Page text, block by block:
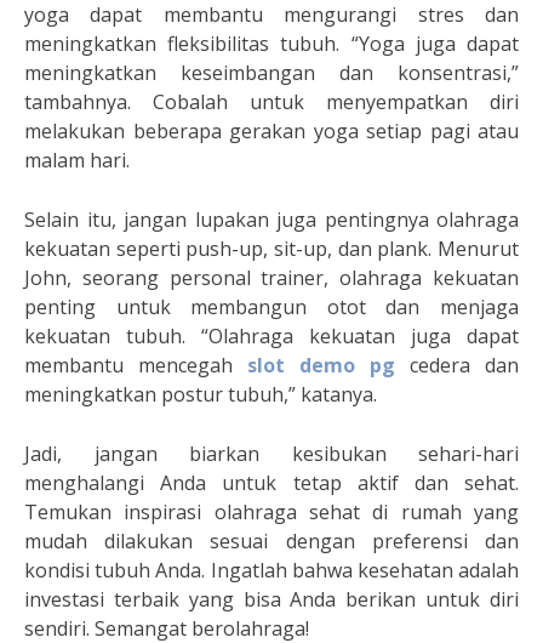
yoga dapat membantu mengurangi stres dan
meningkatkan fleksibilitas tubuh. “Yoga juga dapat
meningkatkan keseimbangan dan konsentrasi,”
tambahnya. Cobalah untuk menyempatkan diri
melakukan beberapa gerakan yoga setiap pagi atau
malam hari.
Selain itu, jangan lupakan juga pentingnya olahraga
kekuatan seperti push-up, sit-up, dan plank. Menurut
John, seorang personal trainer, olahraga kekuatan
penting untuk membangun otot dan menjaga
kekuatan tubuh. “Olahraga kekuatan juga dapat
membantu mencegah slot demo pg cedera dan
meningkatkan postur tubuh,” katanya.
Jadi, jangan biarkan kesibukan sehari-hari
menghalangi Anda untuk tetap aktif dan sehat.
Temukan inspirasi olahraga sehat di rumah yang
mudah dilakukan sesuai dengan preferensi dan
kondisi tubuh Anda. Ingatlah bahwa kesehatan adalah
investasi terbaik yang bisa Anda berikan untuk diri
sendiri. Semangat berolahraga!